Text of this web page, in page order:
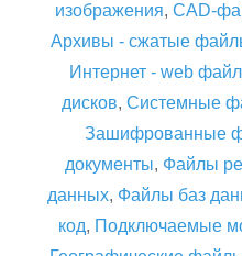
изображения, CAD-
Архивы - сжатые
Интернет - web
дисков, Системные
Зашифрованные
документы, Файлы
данных, Файлы баз
код, Подключаемые